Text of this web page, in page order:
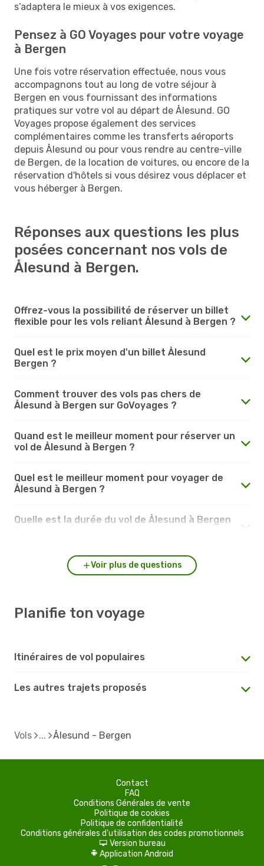
s’adaptera le mieux à vos exigences.
Pensez à GO Voyages pour votre voyage
à Bergen
Une fois votre réservation effectuée, nous vous
accompagnons tout au long de votre séjour à
Bergen en vous fournissant des informations
pratiques sur votre vol au départ de Ålesund. GO
Voyages propose également des services
complémentaires comme les transferts aéroports
depuis Ålesund ou pour vous rendre au centre-ville
de Bergen, de la location de voitures, ou encore de la
réservation d'hôtels si vous désirez vous déplacer et
vous héberger à Bergen.
Réponses aux questions les plus
posées concernant nos vols de
Ålesund à Bergen.
Offrez-vous la possibilité de réserver un billet
flexible pour les vols reliant Ålesund à Bergen ?
Quel est le prix moyen d'un billet Ålesund
Bergen ?
Comment trouver des vols pas chers de
Ålesund à Bergen sur GoVoyages ?
Quand est le meilleur moment pour réserver un
vol de Ålesund à Bergen ?
Quel est le meilleur moment pour voyager de
Ålesund à Bergen ?
Quelle est la durée du vol de Ålesund à Bergen
Voir plus de questions
Planifie ton voyage
Itinéraires de vol populaires
Les autres trajets proposés
Vols Ålesund - Bergen
Contact
FAQ
Conditions Générales de vente
Politique de cookies
Politique de confidentialité
Conditions générales d'utilisation des codes promotionnels
d Version bureau
A Application Android